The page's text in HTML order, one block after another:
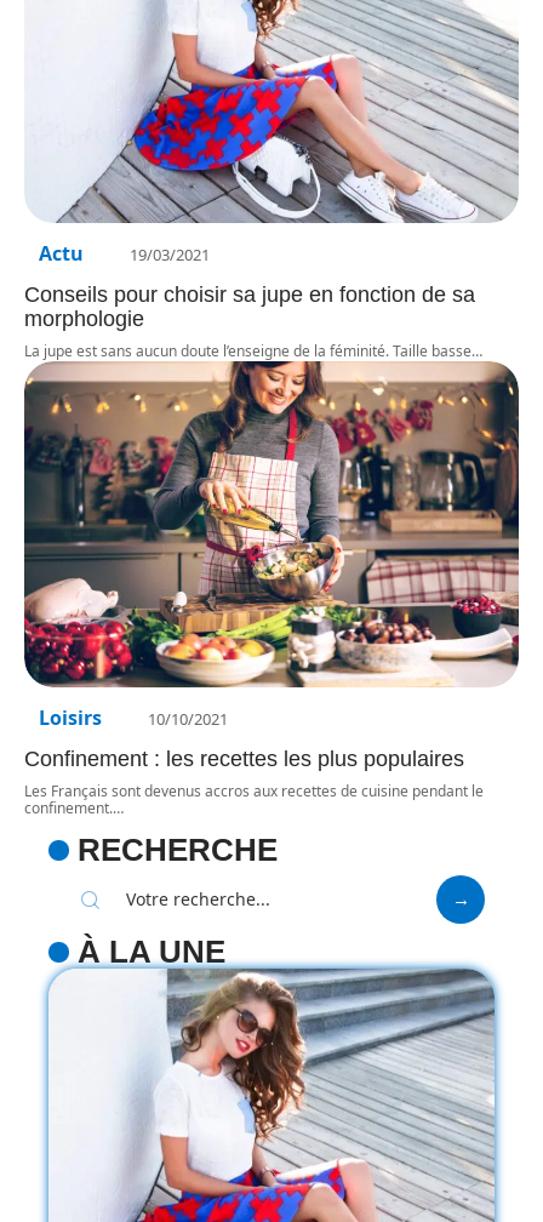
Actu 19/03/2021
Conseils pour choisir sa jupe en fonction de sa
morphologie
La jupe est sans aucun doute l’enseigne de la féminité. Taille basse…
Loisirs 10/10/2021
Confinement : les recettes les plus populaires
Les Français sont devenus accros aux recettes de cuisine pendant le
confinement.…
RECHERCHE
À LA UNE